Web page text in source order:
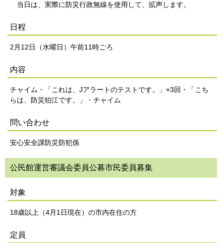
当日は、実際に防災行政無線を使用して、拡声します。
日程
2月12日（水曜日）午前11時ごろ
内容
チャイム・「これは、Jアラートのテストです。」×3回・「こち
らは、防災狛江です。」・チャイム
問い合わせ
安心安全課防災防犯係
公民館運営審議会委員公募市民委員募集
対象
18歳以上（4月1日現在）の市内在住の方
定員